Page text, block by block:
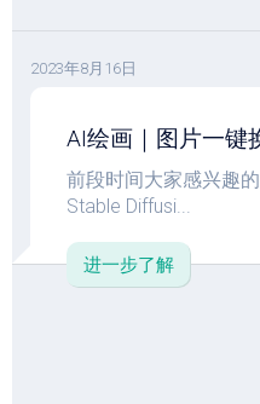
2023年8月16日
AI绘画｜图片一键
前段时间大家感兴趣
Stable Diffusi...
进一步了解